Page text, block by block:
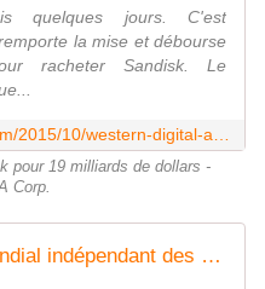
quelques jours. C'est
la mise et débourse
racheter Sandisk. Le
pour 19 milliards de dollars -
Corp.
Kingston Digital leader mondial indépendant des produits mémoire ajoute les capacités 128 Go et 256 Go à sa gamme - OOKAWA Corp.